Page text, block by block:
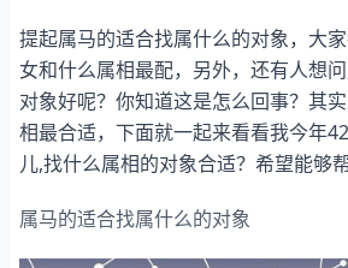
提起属马的适合找属什么的对象，大
女和什么属相最配，另外，还有人想
对象好呢？你知道这是怎么回事？其
相最合适，下面就一起来看看我今年
儿,找什么属相的对象合适？希望能够
属马的适合找属什么的对象